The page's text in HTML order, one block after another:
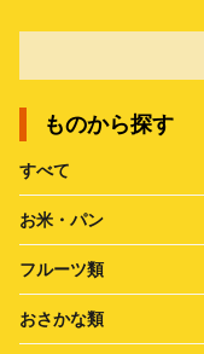
ものから探す
すべて
お米・パン
フルーツ類
おさかな類